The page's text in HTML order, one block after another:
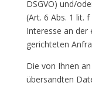
DSGVO) und/
(Art. 6 Abs. 1 lit.
Interesse an der
gerichteten
Die von Ihnen
übersandten